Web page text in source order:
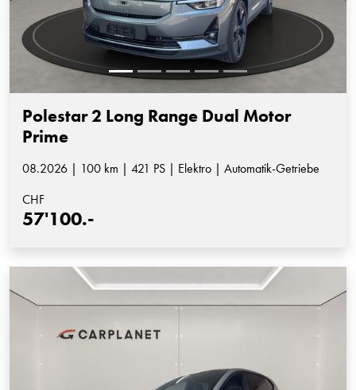
Polestar 2 Long Range Dual Motor
Prime
08.2026 | 100 km | 421 PS | Elektro | Automatik-Getriebe
CHF
57'100.-